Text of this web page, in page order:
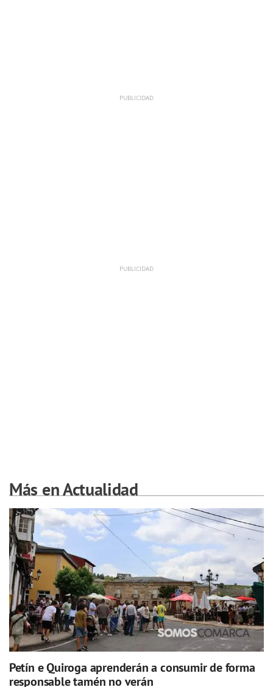
Más en Actualidad
Petín e Quiroga aprenderán a consumir de forma
responsable tamén no verán